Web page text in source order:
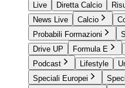
Live
Diretta Calcio
News Live
Calcio
Probabili Formazioni
Drive UP
Formula E
Podcast
Lifestyle
Speciali Europei